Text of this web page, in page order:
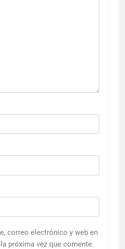
correo electrónico y web en
próxima vez que comente.